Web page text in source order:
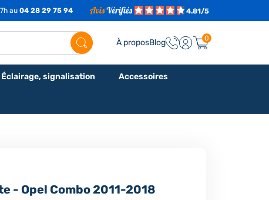
au 04 28 29 75 94 4.81/5
À proposBlog 0
Éclairage, signalisation Accessoires
- Opel Combo 2011-2018